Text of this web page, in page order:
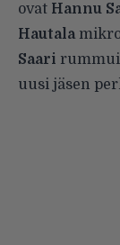
ovat Hannu
Hautala
Saari
uusi jäsen